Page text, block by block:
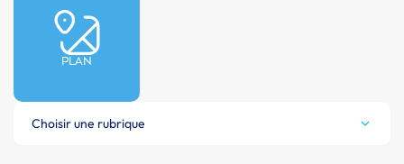
PLAN
Choisir une rubrique